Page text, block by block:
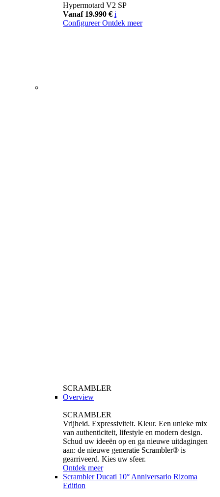
Hypermotard V2 SP
Vanaf 19.990 € i
Configureer Ontdek meer
SCRAMBLER
Overview
SCRAMBLER
Vrijheid. Expressiviteit. Kleur. Een unieke mix
van authenticiteit, lifestyle en modern design.
Schud uw ideeën op en ga nieuwe uitdagingen
aan: de nieuwe generatie Scrambler® is
gearriveerd. Kies uw sfeer.
Ontdek meer
Scrambler Ducati 10° Anniversario Rizoma
Edition